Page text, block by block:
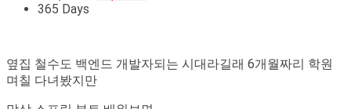
365 Days
옆집 철수도 백엔드 개발자되는 시대라길래 6개월짜리 학원
며칠 다녀봤지만